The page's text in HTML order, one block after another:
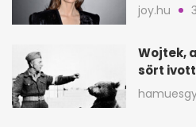
joy.hu
Wojtek,
sört
Monte